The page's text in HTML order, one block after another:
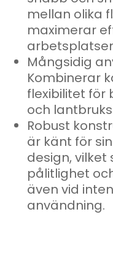
mellan olika
maximerar
Mångsidig
Kombinerar
flexibilitet för
och
Robust
är känt för
design,
pålitlighet
även vid
användning.